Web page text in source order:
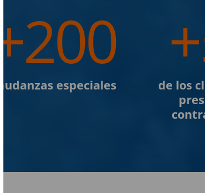
+200
mudanzas especiales
de los